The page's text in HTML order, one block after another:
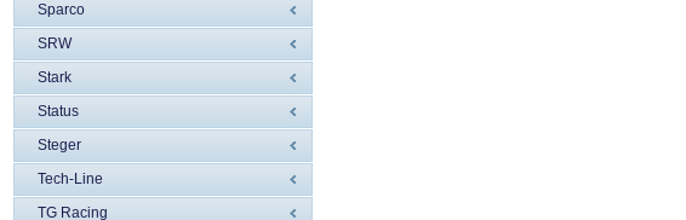
Sparco
SRW
Stark
Status
Steger
Tech-Line
TG Racing